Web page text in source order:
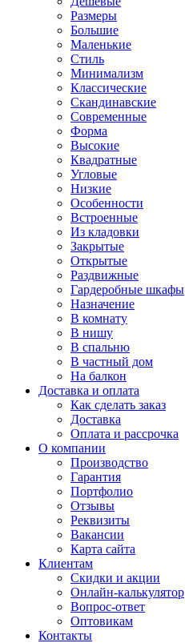
Размеры
Большие
Маленькие
Стиль
Минимализм
Классические
Скандинавские
Современные
Форма
Высокие
Квадратные
Угловые
Низкие
Особенности
Встроенные
Из кладовки
Закрытые
Открытые
Раздвижные
Гардеробные шкафы
Назначение
В комнату
В нишу
В спальню
В частный дом
На балкон
Доставка и оплата
Как сделать заказ
Доставка
Оплата и рассрочка
О компании
Производство
Гарантия
Портфолио
Отзывы
Реквизиты
Вакансии
Карта сайта
Клиентам
Скидки и акции
Онлайн-калькулятор
Вопрос-ответ
Оптовикам
Контакты